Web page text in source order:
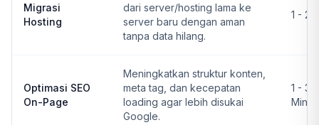
Migrasi
Hosting
dari server/hosting lama ke
server baru dengan aman
tanpa data hilang.
1 - 2
Optimasi SEO
On-Page
Meningkatkan struktur konten,
meta tag, dan kecepatan
loading agar lebih disukai
Google.
1 - 3